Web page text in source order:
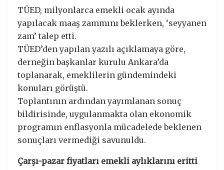
TÜED, milyonlarca emekli ocak ayında
yapılacak maaş zammını beklerken, ‘seyyanen
zam’ talep etti.
TÜED’den yapılan yazılı açıklamaya göre,
derneğin başkanlar kurulu Ankara’da
toplanarak, emeklilerin gündemindeki
konuları görüştü.
Toplantının ardından yayımlanan sonuç
bildirisinde, uygulanmakta olan ekonomik
programın enflasyonla mücadelede beklenen
sonuçları vermediği savunuldu.
Çarşı-pazar fiyatları emekli aylıklarını eritti